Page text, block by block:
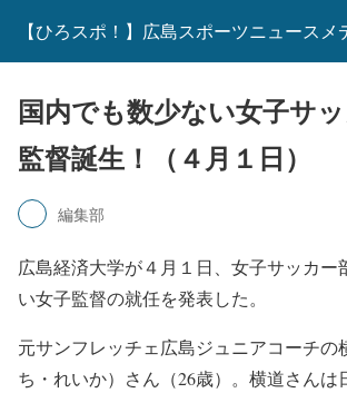
【ひろスポ！】広島スポーツニュースメ
国内でも数少ない女子サ
監督誕生！（４月１日）
編集部
広島経済大学が４月１日、女子サッカー
い女子監督の就任を発表した。
元サンフレッチェ広島ジュニアコーチの
ち・れいか）さん（26歳）。横道さんは